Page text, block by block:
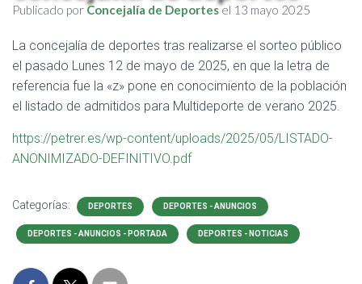
Publicado porConcejalía de Deportesel 13 mayo 2025
La concejalía de deportes tras realizarse el sorteo público
el pasado Lunes 12 de mayo de 2025, en que la letra de
referencia fue la «z» pone en conocimiento de la población
el listado de admitidos para Multideporte de verano 2025.
https://petrer.es/wp-content/uploads/2025/05/LISTADO-
ANONIMIZADO-DEFINITIVO.pdf
Categorías: DEPORTES DEPORTES - ANUNCIOS
DEPORTES - ANUNCIOS - PORTADA DEPORTES - NOTICIAS